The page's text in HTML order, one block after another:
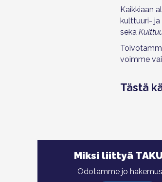
Kaikkiaan
kulttuuri-
sekä
voimme
Tästä
Miksi liittyä
Odotamme jo